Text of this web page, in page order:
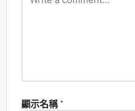
顯示名稱 *